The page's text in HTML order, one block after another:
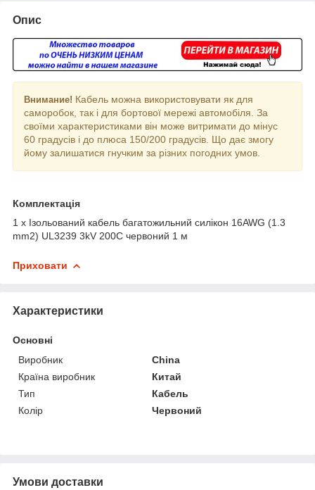
Опис
Внимание! Кабель можна використовувати як для
саморобок, так і для бортової мережі автомобіля. За
своїми характеристиками він може витримати до мінус
60 градусів і до плюса 150/200 градусів. Що дає змогу
йому залишатися гнучким за різних погодних умов.
Комплектація
1 x Ізольований кабель багатожильний силікон 16AWG (1.3
mm2) UL3239 3kV 200C червоний 1 м
Приховати
Характеристики
Основні
Виробник
China
Країна виробник
Китай
Тип
Кабель
Колір
Червоний
Умови доставки